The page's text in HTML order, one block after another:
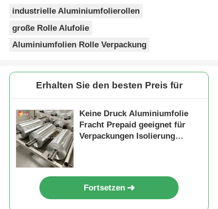
industrielle Aluminiumfolierollen
große Rolle Alufolie
Aluminiumfolien Rolle Verpackung
Erhalten Sie den besten Preis für
Keine Druck Aluminiumfolie
Fracht Prepaid geeignet für
Verpackungen Isolierung
Fortsetzen